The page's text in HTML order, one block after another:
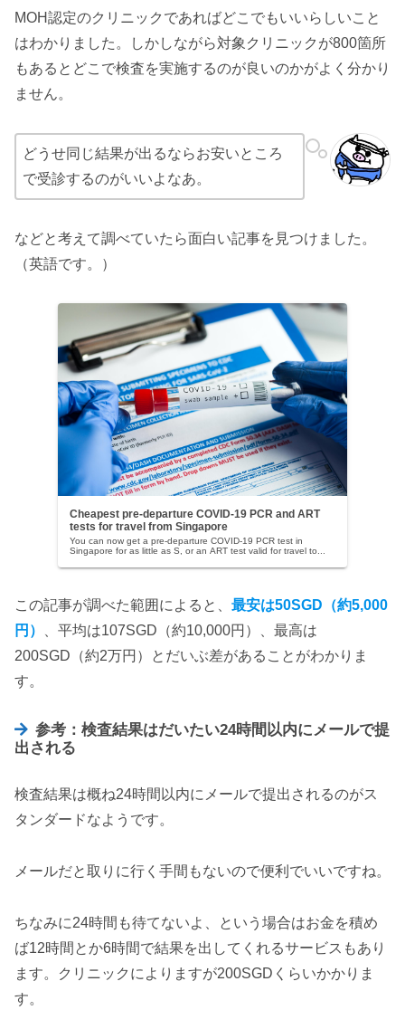
MOH認定のクリニックであればどこでもいいらしいこと
はわかりました。しかしながら対象クリニックが800箇所
もあるとどこで検査を実施するのが良いのかがよく分かり
ません。
どうせ同じ結果が出るならお安いところ
で受診するのがいいよなあ。
などと考えて調べていたら面白い記事を見つけました。
（英語です。）
Cheapest pre-departure COVID-19 PCR and ART
tests for travel from Singapore
You can now get a pre-departure COVID-19 PCR test in
Singapore for as little as S, or an ART test valid for travel to...
この記事が調べた範囲によると、 最安は50SGD（約5,000
円）
、平均は107SGD（約10,000円）、最高は
200SGD（約2万円）とだいぶ差があることがわかりま
す。
参考：検査結果はだいたい24時間以内にメールで提
出される
検査結果は概ね24時間以内にメールで提出されるのがス
タンダードなようです。
メールだと取りに行く手間もないので便利でいいですね。
ちなみに24時間も待てないよ、という場合はお金を積め
ば12時間とか6時間で結果を出してくれるサービスもあり
ます。クリニックによりますが200SGDくらいかかりま
す。